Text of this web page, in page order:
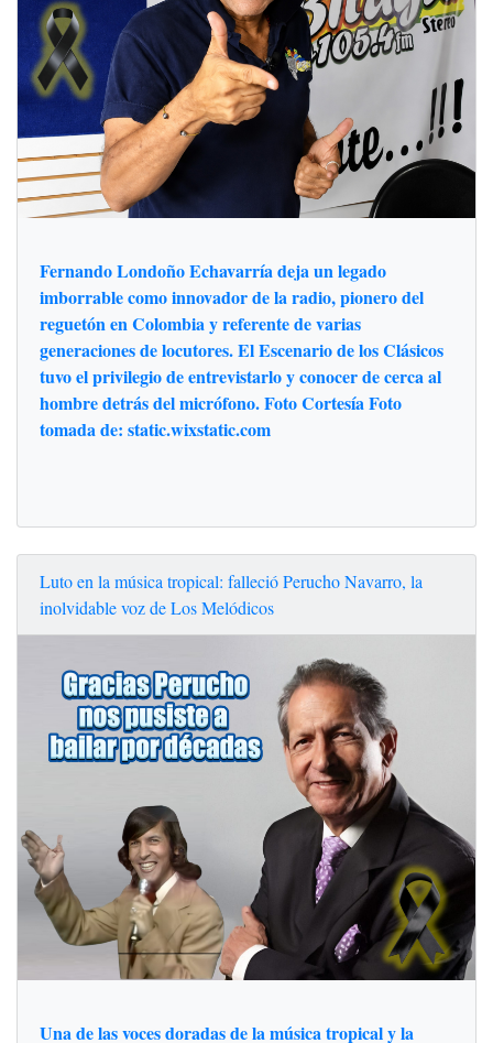
Fernando Londoño Echavarría deja un legado
imborrable como innovador de la radio, pionero del
reguetón en Colombia y referente de varias
generaciones de locutores. El Escenario de los Clásicos
tuvo el privilegio de entrevistarlo y conocer de cerca al
hombre detrás del micrófono. Foto Cortesía Foto
tomada de: static.wixstatic.com
Luto en la música tropical: falleció Perucho Navarro, la
inolvidable voz de Los Melódicos
Una de las voces doradas de la música tropical y la